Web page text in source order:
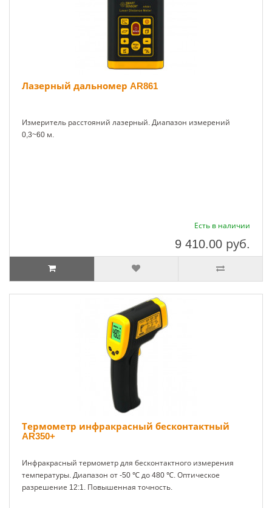
Лазерный дальномер AR861
Измеритель расстояний лазерный. Диапазон измерений
0,3~60 м.
Есть в наличии
9 410.00 руб.
Термометр инфракрасный бесконтактный
AR350+
Инфракрасный термометр для бесконтактного измерения
температуры. Диапазон от -50 ℃ до 480 ℃. Оптическое
разрешение 12:1. Повышенная точность.